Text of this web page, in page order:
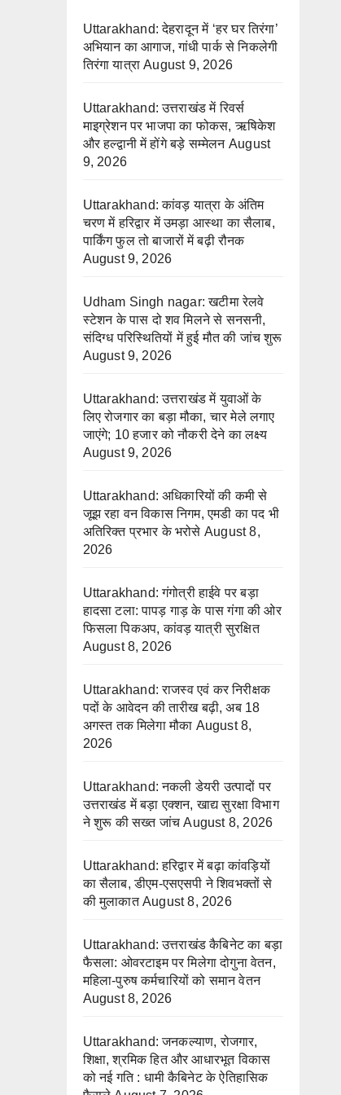
Uttarakhand: देहरादून में ‘हर घर तिरंगा’
अभियान का आगाज, गांधी पार्क से निकलेगी
तिरंगा यात्रा August 9, 2026
Uttarakhand: उत्तराखंड में रिवर्स
माइग्रेशन पर भाजपा का फोकस, ऋषिकेश
और हल्द्वानी में होंगे बड़े सम्मेलन August
9, 2026
Uttarakhand: कांवड़ यात्रा के अंतिम
चरण में हरिद्वार में उमड़ा आस्था का सैलाब,
पार्किंग फुल तो बाजारों में बढ़ी रौनक
August 9, 2026
Udham Singh nagar: खटीमा रेलवे
स्टेशन के पास दो शव मिलने से सनसनी,
संदिग्ध परिस्थितियों में हुई मौत की जांच शुरू
August 9, 2026
Uttarakhand: उत्तराखंड में युवाओं के
लिए रोजगार का बड़ा मौका, चार मेले लगाए
जाएंगे; 10 हजार को नौकरी देने का लक्ष्य
August 9, 2026
Uttarakhand: अधिकारियों की कमी से
जूझ रहा वन विकास निगम, एमडी का पद भी
अतिरिक्त प्रभार के भरोसे August 8,
2026
Uttarakhand: गंगोत्री हाईवे पर बड़ा
हादसा टला: पापड़ गाड़ के पास गंगा की ओर
फिसला पिकअप, कांवड़ यात्री सुरक्षित
August 8, 2026
Uttarakhand: राजस्व एवं कर निरीक्षक
पदों के आवेदन की तारीख बढ़ी, अब 18
अगस्त तक मिलेगा मौका August 8,
2026
Uttarakhand: नकली डेयरी उत्पादों पर
उत्तराखंड में बड़ा एक्शन, खाद्य सुरक्षा विभाग
ने शुरू की सख्त जांच August 8, 2026
Uttarakhand: हरिद्वार में बढ़ा कांवड़ियों
का सैलाब, डीएम-एसएसपी ने शिवभक्तों से
की मुलाकात August 8, 2026
Uttarakhand: उत्तराखंड कैबिनेट का बड़ा
फैसला: ओवरटाइम पर मिलेगा दोगुना वेतन,
महिला-पुरुष कर्मचारियों को समान वेतन
August 8, 2026
Uttarakhand: जनकल्याण, रोजगार,
शिक्षा, श्रमिक हित और आधारभूत विकास
को नई गति : धामी कैबिनेट के ऐतिहासिक